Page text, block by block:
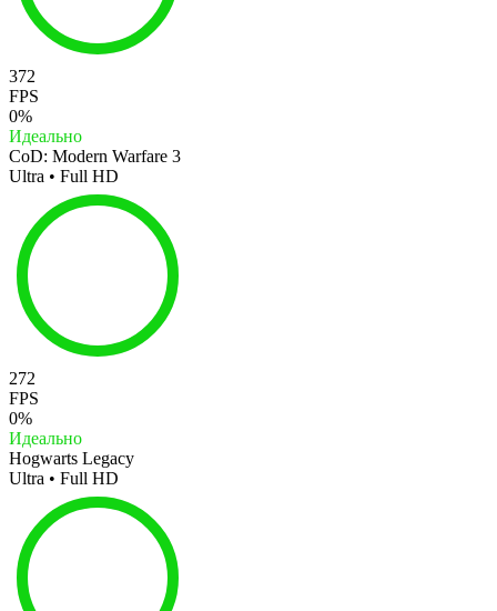
372
FPS
0%
Идеально
CoD: Modern Warfare 3
Ultra • Full HD
272
FPS
0%
Идеально
Hogwarts Legacy
Ultra • Full HD